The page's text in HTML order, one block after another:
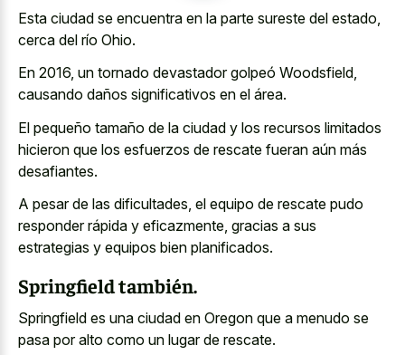
Esta ciudad se encuentra en la parte sureste del estado,
cerca del río Ohio.
En 2016, un tornado devastador golpeó Woodsfield,
causando daños significativos en el área.
El pequeño tamaño de la ciudad y los recursos limitados
hicieron que los esfuerzos de rescate fueran aún más
desafiantes.
A pesar de las dificultades, el equipo de rescate pudo
responder rápida y eficazmente, gracias a sus
estrategias y equipos bien planificados.
Springfield también.
Springfield es una ciudad en Oregon que a menudo se
pasa por alto como un lugar de rescate.